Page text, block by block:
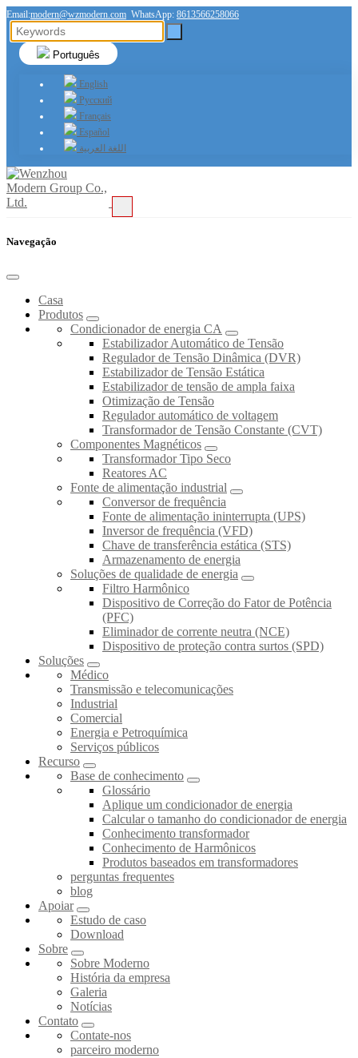
Email:modern@wzmodern.com WhatsApp: 8613566258066
Português
English
Русский
Français
Español
اللغة العربية
Navegação
Casa
Produtos
Condicionador de energia CA
Estabilizador Automático de Tensão
Regulador de Tensão Dinâmica (DVR)
Estabilizador de Tensão Estática
Estabilizador de tensão de ampla faixa
Otimização de Tensão
Regulador automático de voltagem
Transformador de Tensão Constante (CVT)
Componentes Magnéticos
Transformador Tipo Seco
Reatores AC
Fonte de alimentação industrial
Conversor de frequência
Fonte de alimentação ininterrupta (UPS)
Inversor de frequência (VFD)
Chave de transferência estática (STS)
Armazenamento de energia
Soluções de qualidade de energia
Filtro Harmônico
Dispositivo de Correção do Fator de Potência
(PFC)
Eliminador de corrente neutra (NCE)
Dispositivo de proteção contra surtos (SPD)
Soluções
Médico
Transmissão e telecomunicações
Industrial
Comercial
Energia e Petroquímica
Serviços públicos
Recurso
Base de conhecimento
Glossário
Aplique um condicionador de energia
Calcular o tamanho do condicionador de energia
Conhecimento transformador
Conhecimento de Harmônicos
Produtos baseados em transformadores
perguntas frequentes
blog
Apoiar
Estudo de caso
Download
Sobre
Sobre Moderno
História da empresa
Galeria
Notícias
Contato
Contate-nos
parceiro moderno